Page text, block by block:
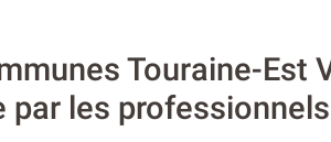
Touraine-Est
les